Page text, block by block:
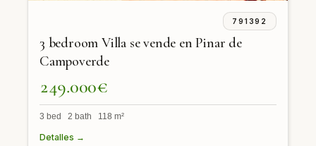
791392
3 bedroom Villa se vende en Pinar de
Campoverde
249.000€
3 bed 2 bath 118 m²
Detalles →